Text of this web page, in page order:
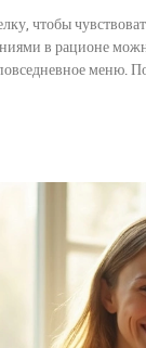
чтобы
в рационе
меню.